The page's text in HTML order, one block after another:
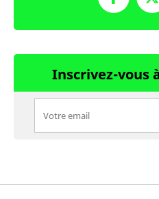
Inscrivez-vous